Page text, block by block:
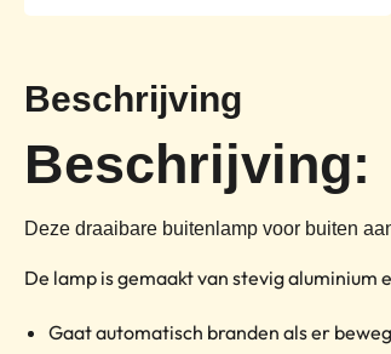
Beschrijving
Beschrijving:
Deze draaibare buitenlamp voor buiten
De lamp is gemaakt van stevig
Gaat automatisch branden als er